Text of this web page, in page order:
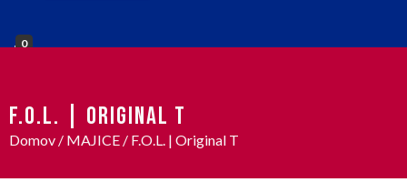
0
F.O.L. | ORIGINAL T
Domov / MAJICE / F.O.L. | Original T